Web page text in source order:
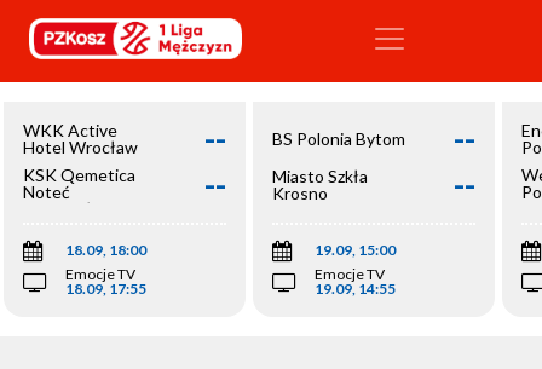
WKK Active
Hotel Wrocław
--
KSK Qemetica
Noteć
Inowrocław
--
18.09, 18:00
Emocje TV
18.09, 17:55
BS Polonia Bytom --
Miasto Szkła
Krosno
--
19.09, 15:00
Emocje TV
19.09, 14:55